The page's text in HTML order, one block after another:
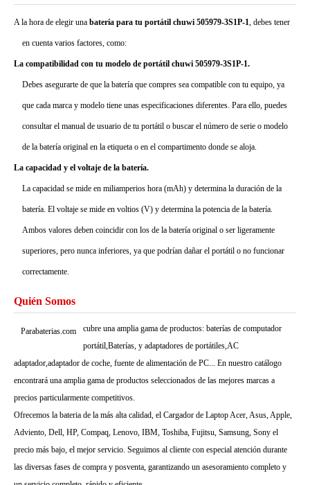
A la hora de elegir una batería para tu portátil chuwi 505979-3S1P-1, debes tener
en cuenta varios factores, como:
La compatibilidad con tu modelo de portátil chuwi 505979-3S1P-1.
Debes asegurarte de que la batería que compres sea compatible con tu equipo, ya
que cada marca y modelo tiene unas especificaciones diferentes. Para ello, puedes
consultar el manual de usuario de tu portátil o buscar el número de serie o modelo
de la batería original en la etiqueta o en el compartimento donde se aloja.
La capacidad y el voltaje de la batería.
La capacidad se mide en miliamperios hora (mAh) y determina la duración de la
batería. El voltaje se mide en voltios (V) y determina la potencia de la batería.
Ambos valores deben coincidir con los de la batería original o ser ligeramente
superiores, pero nunca inferiores, ya que podrían dañar el portátil o no funcionar
correctamente.
Quién Somos
Parabaterias.com
cubre una amplia gama de productos: baterías de computador
portátil,Baterías, y adaptadores de portátiles,AC
adaptador,adaptador de coche, fuente de alimentación de PC... En nuestro catálogo
encontrará una amplia gama de productos seleccionados de las mejores marcas a
precios particularmente competitivos.
Ofrecemos la bateria de la más alta calidad, el Cargador de Laptop Acer, Asus, Apple,
Adviento, Dell, HP, Compaq, Lenovo, IBM, Toshiba, Fujitsu, Samsung, Sony el
precio más bajo, el mejor servicio. Seguimos al cliente con especial atención durante
las diversas fases de compra y posventa, garantizando un asesoramiento completo y